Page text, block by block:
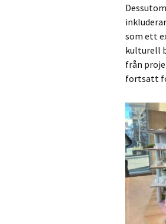
som ett
kulturell
från
fortsatt